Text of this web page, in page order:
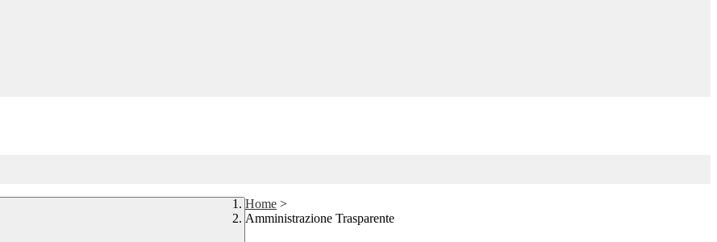
Home >
Amministrazione Trasparente